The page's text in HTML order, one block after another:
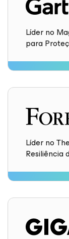
Líder no
para
Líder no
Resiliência